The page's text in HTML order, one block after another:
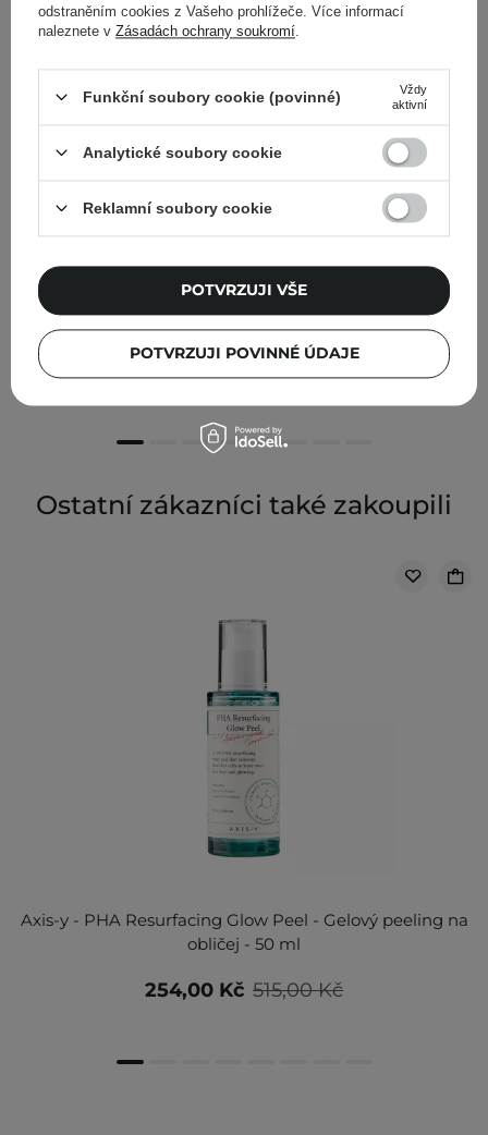
Isntree - GIM PDRN Hydro Bouncy Ampule - Hloubkově
hydratační ampulka - 50 ml
519,00 Kč
Ostatní zákazníci také zakoupili
Axis-y - PHA Resurfacing Glow Peel - Gelový peeling na
obličej - 50 ml
515,00 Kč
254,00 Kč
odstraněním cookies z Vašeho prohlížeče. Více informací
naleznete v Zásadách ochrany soukromí
Funkční soubory cookie (povinné)
Vždy
aktivní
Analytické soubory cookie
Reklamní soubory cookie
POTVRZUJI POVINNÉ ÚDAJE
POTVRZUJI VŠE